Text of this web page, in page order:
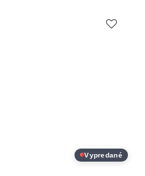
Vypredané